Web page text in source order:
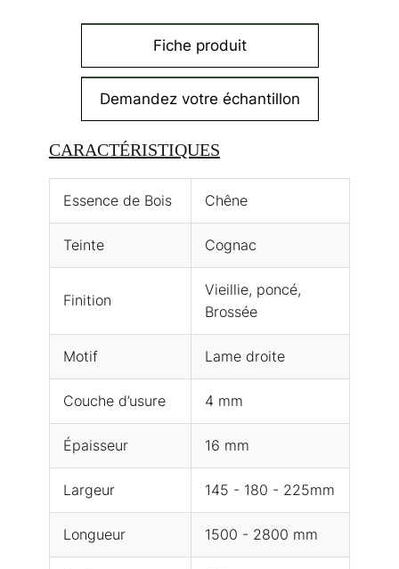
Fiche produit
Demandez votre échantillon
CARACTÉRISTIQUES
Essence de Bois Chêne
Teinte Cognac
Finition
Vieillie, poncé,
Brossée
Motif Lame droite
Couche d’usure 4 mm
Épaisseur 16 mm
Largeur 145 - 180 - 225mm
Longueur 1500 - 2800 mm